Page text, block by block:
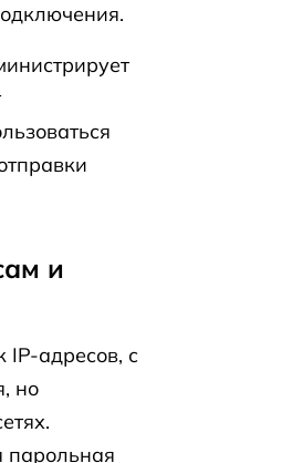
и
IP-адресов, с
но
парольная